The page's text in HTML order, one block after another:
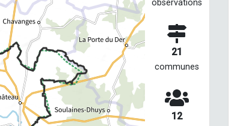
observations
21
communes
12